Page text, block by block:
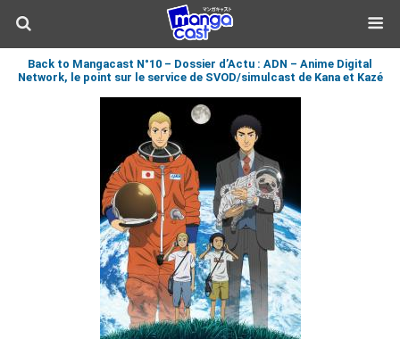
Back to Mangacast N°10 – Dossier d’Actu : ADN – Anime Digital
Network, le point sur le service de SVOD/simulcast de Kana et Kazé